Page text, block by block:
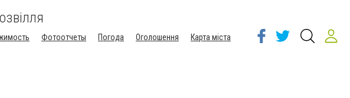
Фотоотчеты Погода Оголошення
Карта міста